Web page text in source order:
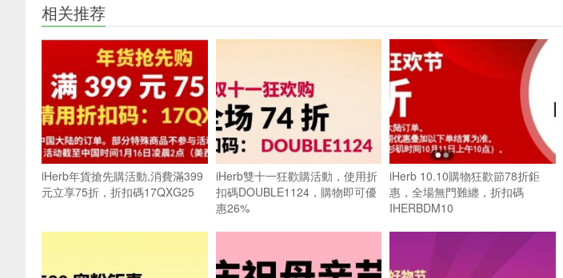
相关推荐
iHerb年貨搶先購活動,消費滿399
元立享75折，折扣碼17QXG25
iHerb雙十一狂歡購活動，使用折
扣碼DOUBLE1124，購物即可優
惠26%
iHerb 10.10購物狂歡節78折鉅
惠，全場無門難纏，折扣碼
IHERBDM10